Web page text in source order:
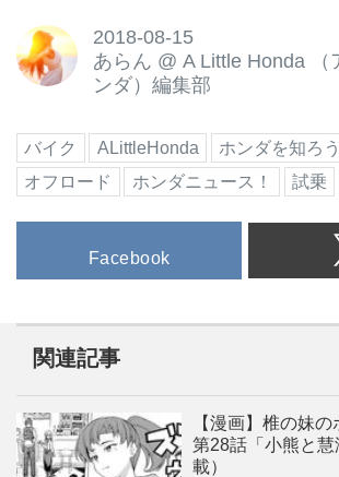
2018-08-15
あらん @ A Little Honda （
ンダ）編集部
バイク ALittleHonda ホンダを知ろう
オフロード
ホンダニュース！ 試乗
Facebook
関連記事
【漫画】椎の妹
第28話「小熊と
載）